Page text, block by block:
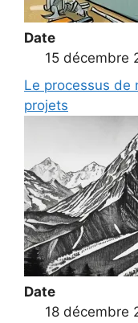
Date
15 décembre
Le processus de
projets
Date
18 décembre